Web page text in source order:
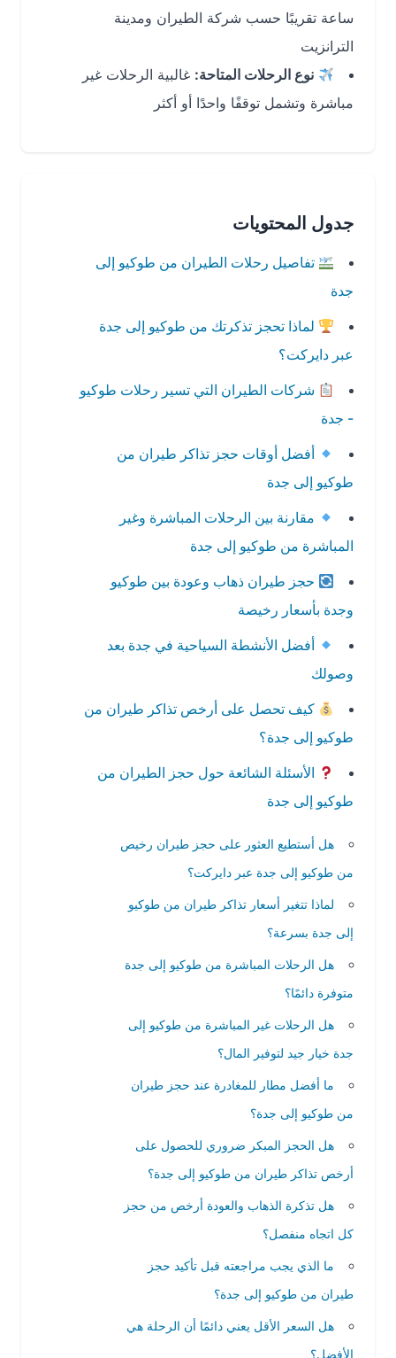
ساعة تقريبًا حسب شركة الطيران ومدينة
الترانزيت
نوع الرحلات المتاحة:غالبية الرحلات غير
مباشرة وتشمل توقفًا واحدًا أو أكثر
جدول المحتويات
تفاصيل رحلات الطيران من طوكيو إلى
لماذا تحجز تذكرتك من طوكيو إلى جدة
عبر دايركت؟
شركات الطيران التي تسير رحلات طوكيو
أفضل أوقات حجز تذاكر طيران من
طوكيو إلى جدة
مقارنة بين الرحلات المباشرة وغير
المباشرة من طوكيو إلى جدة
حجز طيران ذهاب وعودة بين طوكيو
وجدة بأسعار رخيصة
أفضل الأنشطة السياحية في جدة بعد
وصولك
كيف تحصل على أرخص تذاكر طيران من
طوكيو إلى جدة؟
الأسئلة الشائعة حول حجز الطيران من
طوكيو إلى جدة
هل أستطيع العثور على حجز طيران رخيص
من طوكيو إلى جدة عبر دايركت؟
لماذا تتغير أسعار تذاكر طيران من طوكيو
إلى جدة بسرعة؟
هل الرحلات المباشرة من طوكيو إلى جدة
متوفرة دائمًا؟
هل الرحلات غير المباشرة من طوكيو إلى
جدة خيار جيد لتوفير المال؟
ما أفضل مطار للمغادرة عند حجز طيران
من طوكيو إلى جدة؟
هل الحجز المبكر ضروري للحصول على
أرخص تذاكر طيران من طوكيو إلى جدة؟
هل تذكرة الذهاب والعودة أرخص من حجز
كل اتجاه منفصل؟
ما الذي يجب مراجعته قبل تأكيد حجز
طيران من طوكيو إلى جدة؟
هل السعر الأقل يعني دائمًا أن الرحلة هي
الأفضل؟